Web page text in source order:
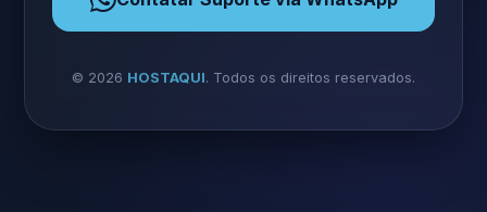
© 2026 HOSTAQUI. Todos os direitos reservados.